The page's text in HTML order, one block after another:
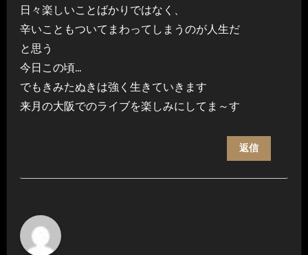
日々楽しいことばかりではなく、
辛いこともついてまわってしまうのが人生だ
と思う
今日この頃…
でもきみたぬきは強く生きていきます
来月の大阪でのライブを楽しみにしてま～す
返信